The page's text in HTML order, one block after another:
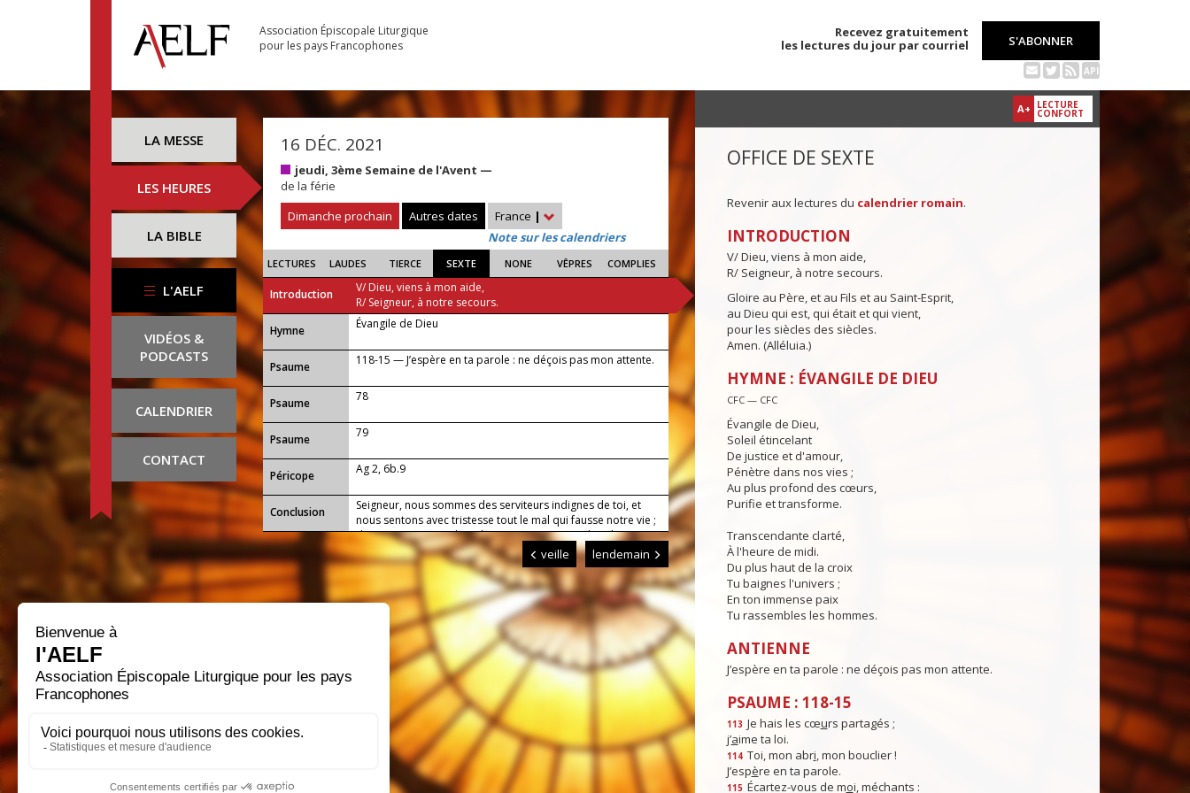
Association Épiscopale Liturgique
pour les pays Francophones
Recevez gratuitement
les lectures du jour par courriel
S'ABONNER
API
LA MESSE
LES HEURES
LA BIBLE
L'AELF
VIDÉOS &
PODCASTS
CALENDRIER
CONTACT
16 DÉC. 2021
jeudi, 3ème Semaine de l'Avent —
de la férie
Dimanche prochain
Autres dates France |
Note sur les calendriers
LECTURES LAUDES TIERCE SEXTE NONE VÊPRES COMPLIES
Introduction
V/ Dieu, viens à mon aide,
R/ Seigneur, à notre secours.
...
Hymne Évangile de Dieu
Psaume 118-15 — J’espère en ta parole : ne déçois pas mon attente.
Psaume 78
Psaume 79
Péricope Ag 2, 6b.9
Conclusion
Seigneur, nous sommes des serviteurs indignes de toi, et
nous sentons avec tristesse tout le mal qui fausse notre vie ;
donne-nous cependant de trouver notre joie dans la
naissance de ton Fils, car il vient pour nous sauver. Lui qui
règne.
veille lendemain
A+ LECTURE
CONFORT
OFFICE DE SEXTE
Revenir aux lectures du calendrier romain.
INTRODUCTION
V/ Dieu, viens à mon aide,
R/ Seigneur, à notre secours.
Gloire au Père, et au Fils et au Saint-Esprit,
au Dieu qui est, qui était et qui vient,
pour les siècles des siècles.
Amen. (Alléluia.)
HYMNE : ÉVANGILE DE DIEU
CFC — CFC
Évangile de Dieu,
Soleil étincelant
De justice et d'amour,
Pénètre dans nos vies ;
Au plus profond des cœurs,
Purifie et transforme.
Transcendante clarté,
À l'heure de midi.
Du plus haut de la croix
Tu baignes l'univers ;
En ton immense paix
Tu rassembles les hommes.
ANTIENNE
J’espère en ta parole : ne déçois pas mon attente.
PSAUME : 118-15
113 Je hais les cœurs partagés ;
j’aime ta loi.
114 Toi, mon abri, mon bouclier !
J’espère en ta parole.
115 Écartez-vous de moi, méchants :